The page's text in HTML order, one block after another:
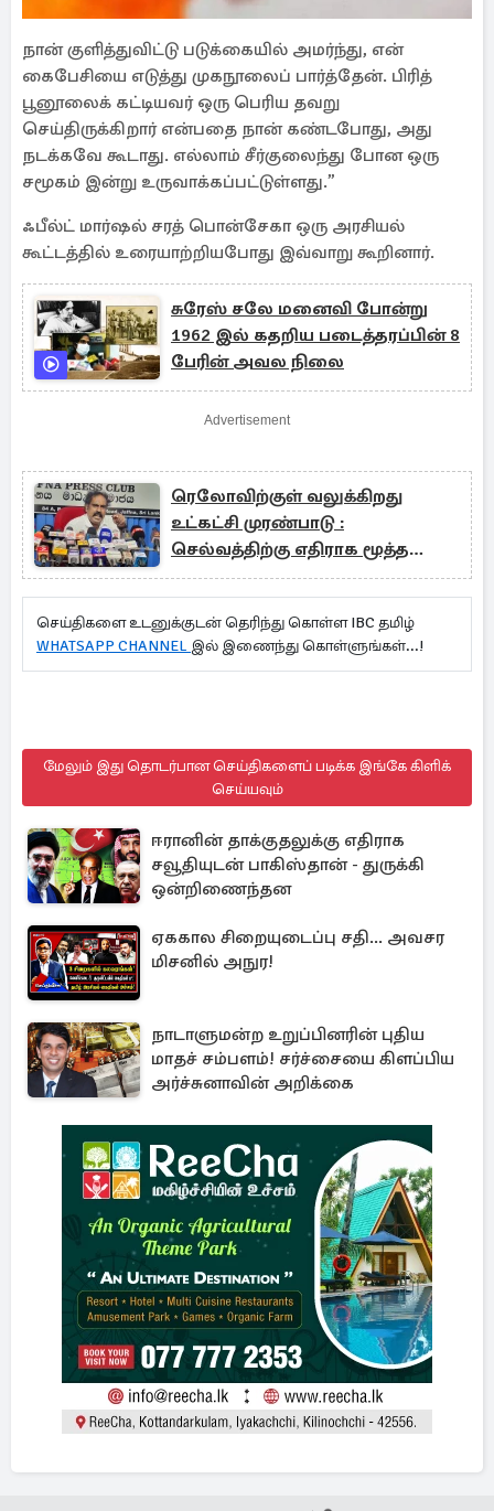
நான் குளித்துவிட்டு படுக்கையில் அமர்ந்து, என்
கைபேசியை எடுத்து முகநூலைப் பார்த்தேன். பிரித்
பூனூலைக் கட்டியவர் ஒரு பெரிய தவறு
செய்திருக்கிறார் என்பதை நான் கண்டபோது, ​​அது
நடக்கவே கூடாது. எல்லாம் சீர்குலைந்து போன ஒரு
சமூகம் இன்று உருவாக்கப்பட்டுள்ளது.”
ஃபீல்ட் மார்ஷல் சரத் பொன்சேகா ஒரு அரசியல்
கூட்டத்தில் உரையாற்றியபோது இவ்வாறு கூறினார்.
சுரேஸ் சலே மனைவி போன்று
1962 இல் கதறிய படைத்தரப்பின் 8
பேரின் அவல நிலை
Advertisement
ரெலோவிற்குள் வலுக்கிறது
உட்கட்சி முரண்பாடு :
செல்வத்திற்கு எதிராக மூத்த
உறுப்பினர் போர்க்கொடி
செய்திகளை உடனுக்குடன் தெரிந்து கொள்ள IBC தமிழ்
WHATSAPP CHANNEL இல் இணைந்து கொள்ளுங்கள்...!
மேலும் இது தொடர்பான செய்திகளைப் படிக்க இங்கே கிளிக்
செய்யவும்
ஈரானின் தாக்குதலுக்கு எதிராக
சவூதியுடன் பாகிஸ்தான் - துருக்கி
ஒன்றிணைந்தன
ஏககால சிறையுடைப்பு சதி... அவசர
மிசனில் அநுர!
நாடாளுமன்ற உறுப்பினரின் புதிய
மாதச் சம்பளம்! சர்ச்சையை கிளப்பிய
அர்ச்சுனாவின் அறிக்கை